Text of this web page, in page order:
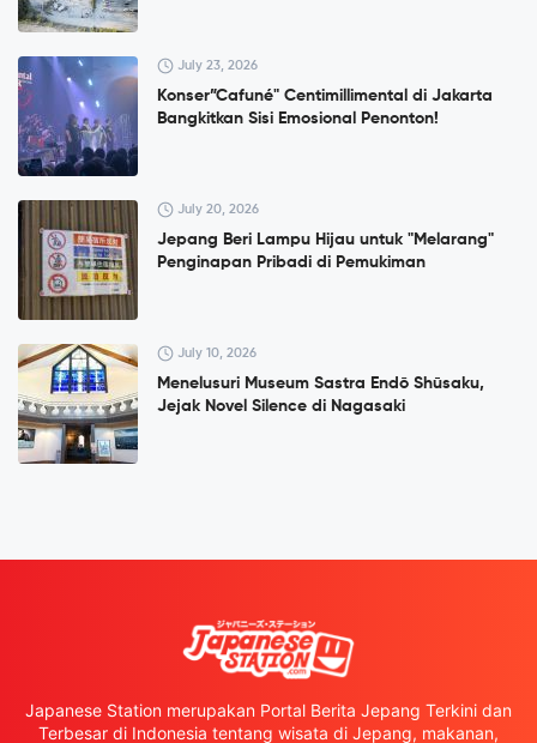
July 23, 2026
Konser”Cafuné" Centimillimental di Jakarta
Bangkitkan Sisi Emosional Penonton!
July 20, 2026
Jepang Beri Lampu Hijau untuk "Melarang"
Penginapan Pribadi di Pemukiman
July 10, 2026
Menelusuri Museum Sastra Endō Shūsaku,
Jejak Novel Silence di Nagasaki
Japanese Station merupakan Portal Berita Jepang Terkini dan
Terbesar di Indonesia tentang wisata di Jepang, makanan,